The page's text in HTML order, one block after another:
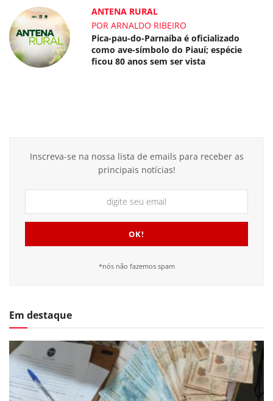
ANTENA RURAL
POR ARNALDO RIBEIRO
Pica-pau-do-Parnaíba é oficializado
como ave-símbolo do Piauí; espécie
ficou 80 anos sem ser vista
Inscreva-se na nossa lista de emails para receber as
principais notícias!
*nós não fazemos spam
Em destaque